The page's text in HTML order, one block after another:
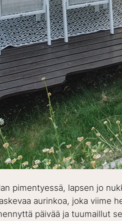
pimentyessä, lapsen jo
aurinkoa, joka viime
päivää ja tuumaillut